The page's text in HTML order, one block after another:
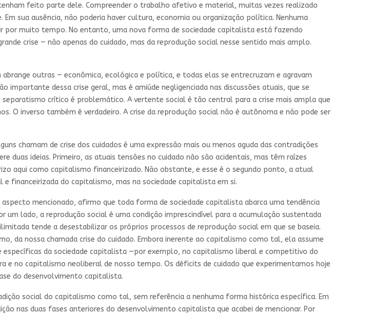
feito parte dele. Compreender o trabalho afetivo e material, muitas vezes realizado
sua ausência, não poderia haver cultura, economia ou organização política. Nenhuma
por muito tempo. No entanto, uma nova forma de sociedade capitalista está fazendo
crise — não apenas do cuidado, mas da reprodução social nesse sentido mais amplo.
outras — econômica, ecológica e política, e todas elas se entrecruzam e agravam
dessa crise geral, mas é amiúde negligenciada nas discussões atuais, que se
crítico é problemático. A vertente social é tão central para a crise mais ampla que
O inverso também é verdadeiro. A crise da reprodução social não é autônoma e não pode ser
chamam de crise dos cuidados é uma expressão mais ou menos aguda das contradições
duas ideias. Primeiro, as atuais tensões no cuidado não são acidentais, mas têm raízes
aqui como capitalismo financeirizado. Não obstante, e esse é o segundo ponto, a atual
financeirizada do capitalismo, mas na sociedade capitalista em si.
mencionado, afirmo que toda forma de sociedade capitalista abarca uma tendência
um lado, a reprodução social é uma condição imprescindível para a acumulação sustentada
tende a desestabilizar os próprios processos de reprodução social em que se baseia.
da nossa chamada crise do cuidado. Embora inerente ao capitalismo como tal, ela assume
da sociedade capitalista —por exemplo, no capitalismo liberal e competitivo do
e no capitalismo neoliberal de nosso tempo. Os déficits de cuidado que experimentamos hoje
do desenvolvimento capitalista.
social do capitalismo como tal, sem referência a nenhuma forma histórica específica. Em
nas duas fases anteriores do desenvolvimento capitalista que acabei de mencionar. Por